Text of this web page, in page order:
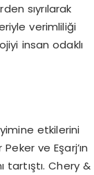
sıyrılarak
verimliliği
insan odaklı
etkilerini
ve Eşarj’ın
tartıştı. Chery &